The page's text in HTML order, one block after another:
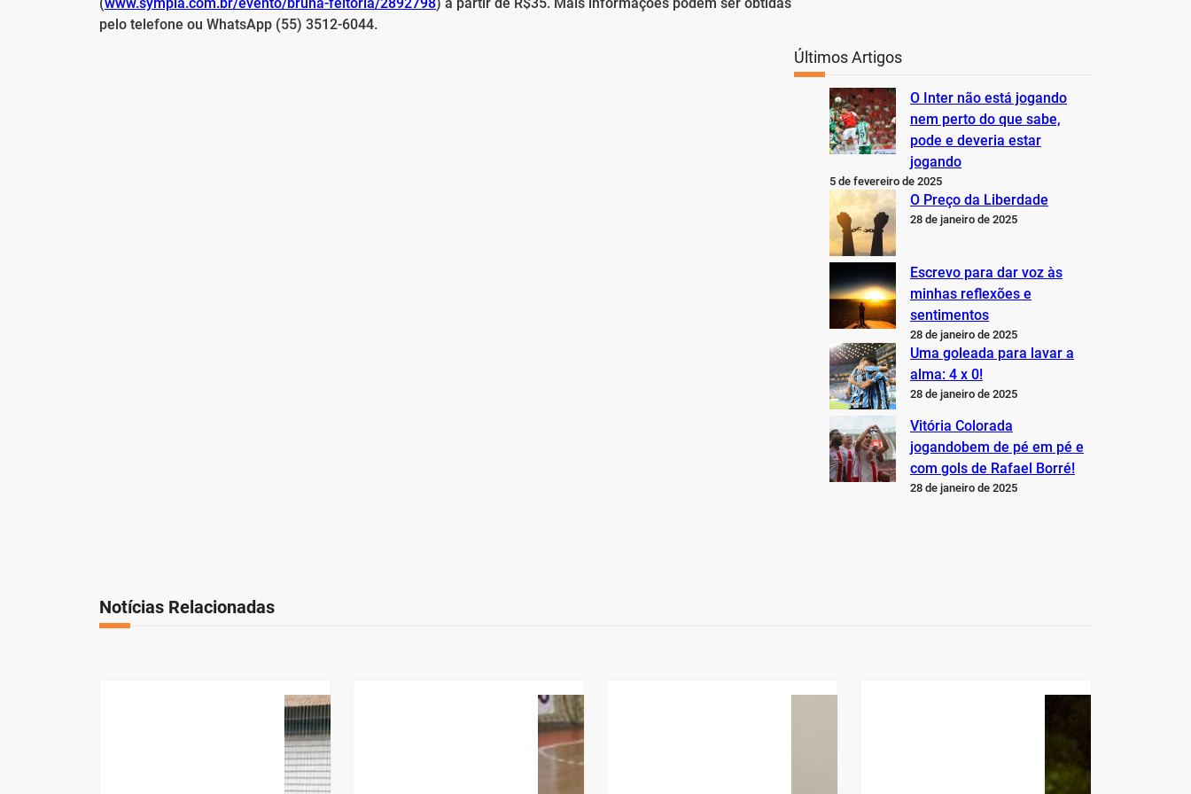
pelo telefone ou WhatsApp (55) 3512-6044.
Últimos Artigos
O Inter não está jogando
nem perto do que sabe,
pode e deveria estar
jogando
5 de fevereiro de 2025
O Preço da Liberdade
28 de janeiro de 2025
Escrevo para dar voz às
minhas reflexões e
sentimentos
28 de janeiro de 2025
Uma goleada para lavar a
alma: 4 x 0!
28 de janeiro de 2025
Vitória Colorada
jogandobem de pé em pé e
com gols de Rafael Borré!
28 de janeiro de 2025
Notícias Relacionadas